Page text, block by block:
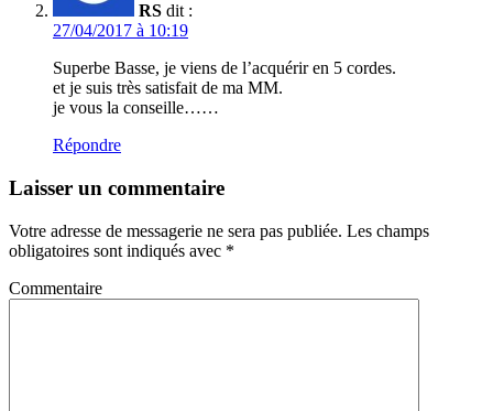
RS dit :
27/04/2017 à 10:19
Superbe Basse, je viens de l’acquérir en 5 cordes.
et je suis très satisfait de ma MM.
je vous la conseille……
Répondre
Laisser un commentaire
Votre adresse de messagerie ne sera pas publiée. Les champs
obligatoires sont indiqués avec *
Commentaire